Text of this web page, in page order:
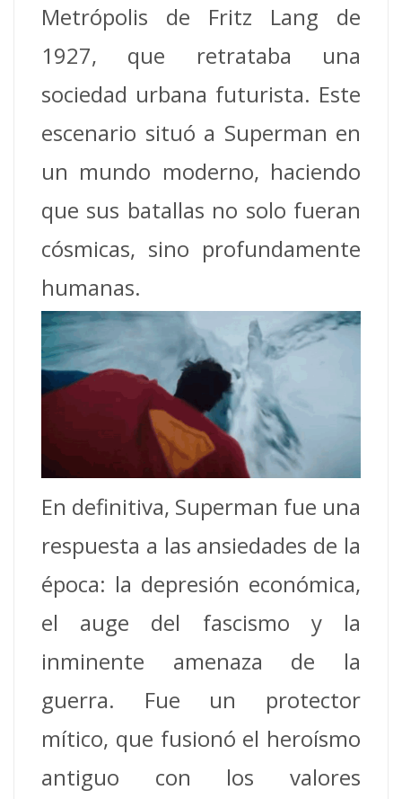
Metrópolis de Fritz Lang de
1927, que retrataba una
sociedad urbana futurista. Este
escenario situó a Superman en
un mundo moderno, haciendo
que sus batallas no solo fueran
cósmicas, sino profundamente
humanas.
En definitiva, Superman fue una
respuesta a las ansiedades de la
época: la depresión económica,
el auge del fascismo y la
inminente amenaza de la
guerra. Fue un protector
mítico, que fusionó el heroísmo
antiguo con los valores